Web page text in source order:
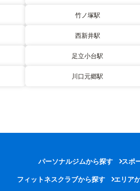
竹ノ塚駅
西新井駅
足立小台駅
川口元郷駅
パーソナルジムから探す スポ
フィットネスクラブから探す エリア